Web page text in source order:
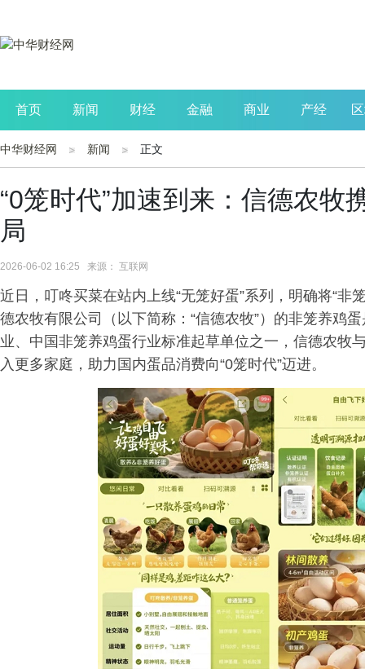
首页 新闻 财经 金融 商业 产经
公司 生活 读书
中华财经网 新闻 正文
“0笼时代”加速到来：信德农牧
局
2026-06-02 16:25 来源： 互联网
近日，叮咚买菜在站内上线“无笼好蛋”系列，明确将“
德农牧有限公司（以下简称：“信德农牧”）的非笼养鸡
业、中国非笼养鸡蛋行业标准起草单位之一，信德农牧
入更多家庭，助力国内蛋品消费向“0笼时代”迈进。